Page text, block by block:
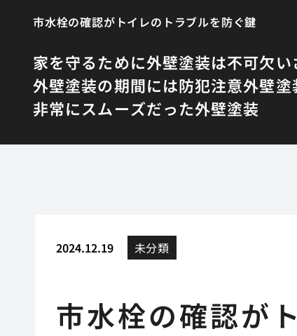
市水栓の確認がトイレのトラブルを防ぐ鍵
家を守るために外壁塗装は不可欠
外壁塗装の期間には防犯注意外壁塗
非常にスムーズだった外壁塗装
2024.12.19 未分類
市水栓の確認が